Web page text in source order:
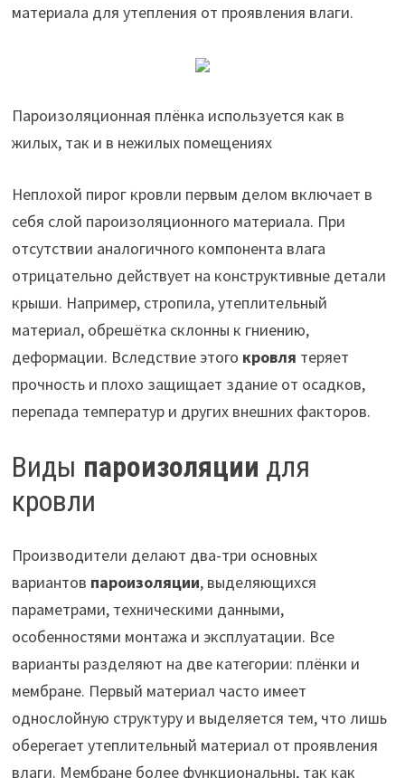
материала для утепления от проявления влаги.
Пароизоляционная плёнка используется как в
жилых, так и в нежилых помещениях
Неплохой пирог кровли первым делом включает в
себя слой пароизоляционного материала. При
отсутствии аналогичного компонента влага
отрицательно действует на конструктивные детали
крыши. Например, стропила, утеплительный
материал, обрешётка склонны к гниению,
деформации. Вследствие этого кровля теряет
прочность и плохо защищает здание от осадков,
перепада температур и других внешних факторов.
Виды пароизоляции для
кровли
Производители делают два-три основных
вариантов пароизоляции, выделяющихся
параметрами, техническими данными,
особенностями монтажа и эксплуатации. Все
варианты разделяют на две категории: плёнки и
мембране. Первый материал часто имеет
однослойную структуру и выделяется тем, что лишь
оберегает утеплительный материал от проявления
влаги. Мембране более функциональны, так как